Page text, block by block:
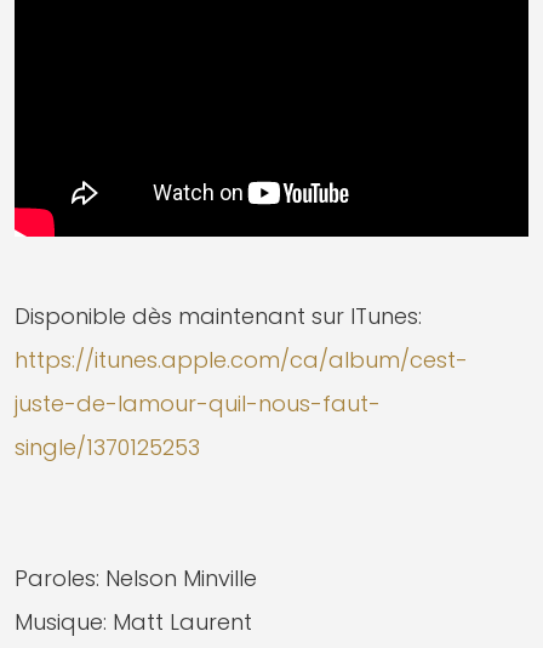
Disponible dès maintenant sur ITunes:
https://itunes.apple.com/ca/album/cest-
juste-de-lamour-quil-nous-faut-
single/1370125253
Paroles: Nelson Minville
Musique: Matt Laurent